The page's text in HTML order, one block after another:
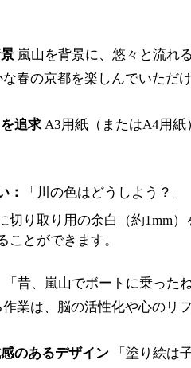
嵐山を背景に、悠々と流れ
春の京都を楽しんでいただけ
追求 A3用紙（またはA4用
：
「川の色はどうしよう？
切り取り用の余白（約1mm
ことができます。
「昔、嵐山でボートに乗った
業は、脳の活性化や心のリ
のあるデザイン 「塗り絵は